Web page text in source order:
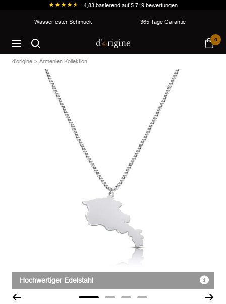
4,83 basierend auf5.719 bewertungen
Inhalt
Wasserfester Schmuck 365 Tage Garantie
Navigation
d'origine 0
d'origine Armenien Kollektion
Hochwertiger Edelstahl